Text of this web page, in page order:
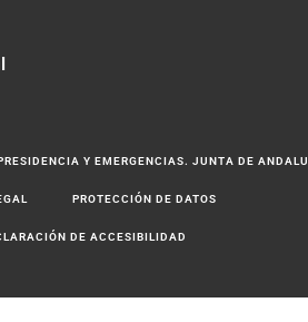
Y EMERGENCIAS. JUNTA DE
PROTECCIÓN DE DATOS
DE ACCESIBILIDAD